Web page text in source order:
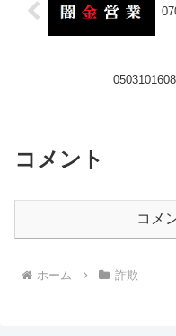
コメント
コメ
ホーム 詐欺